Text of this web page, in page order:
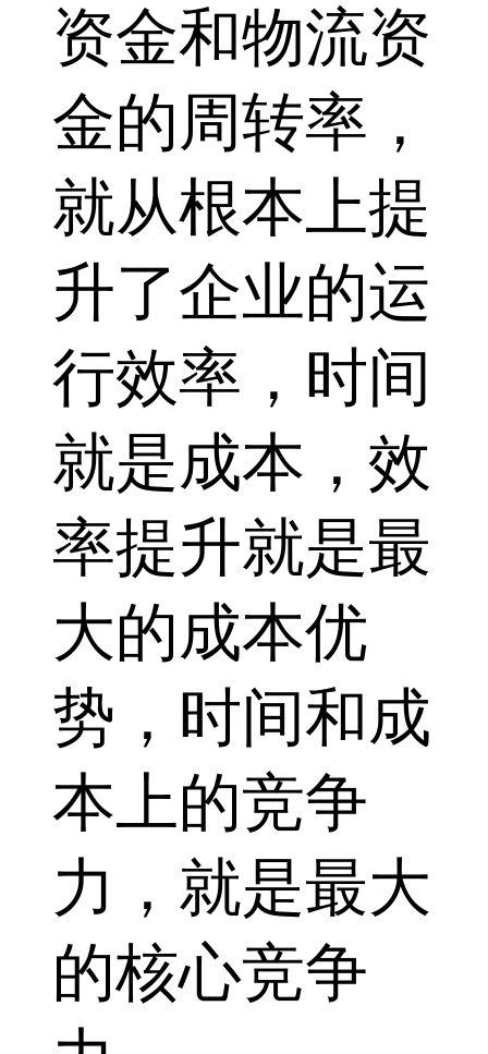
资金和物流资
金的周转率，
就从根本上提
升了企业的运
行效率，时间
就是成本，效
率提升就是最
大的成本优
势，时间和成
本上的竞争
力，就是最大
的核心竞争